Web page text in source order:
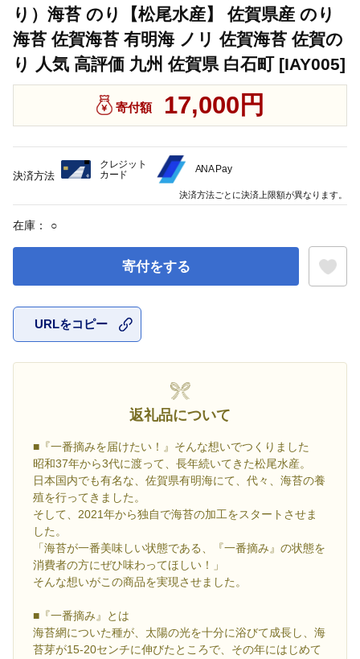
り）海苔 のり【松尾水産】 佐賀県産 のり
海苔 佐賀海苔 有明海 ノリ 佐賀海苔 佐賀の
り 人気 高評価 九州 佐賀県 白石町 [IAY005]
寄付額 17,000円
在庫： ○
寄付をする
URLをコピー
返礼品について
■『一番摘みを届けたい！』そんな想いでつくりました
昭和37年から3代に渡って、長年続いてきた松尾水産。
日本国内でも有名な、佐賀県有明海にて、代々、海苔の養
殖を行ってきました。
そして、2021年から独自で海苔の加工をスタートさせま
した。
「海苔が一番美味しい状態である、『一番摘み』の状態を
消費者の方にぜひ味わってほしい！」
そんな想いがこの商品を実現させました。
■『一番摘み』とは
海苔網についた種が、太陽の光を十分に浴びて成長し、海
苔芽が15-20センチに伸びたところで、その年にはじめて
決済方法
クレジット
カード
ANA Pay
決済方法ごとに決済上限額が異なります。